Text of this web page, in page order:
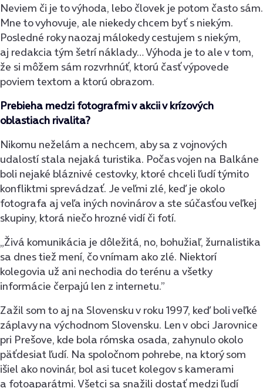
Neviem či je to výhoda, lebo človek je potom často sám.
Mne to vyhovuje, ale niekedy chcem byť s niekým.
Posledné roky naozaj málokedy cestujem s niekým,
aj redakcia tým šetrí náklady… Výhoda je to ale v tom,
že si môžem sám rozvrhnúť, ktorú časť výpovede
poviem textom a ktorú obrazom.
Prebieha medzi fotografmi v akcii v krízových
oblastiach rivalita?
Nikomu neželám a nechcem, aby sa z vojnových
udalostí stala nejaká turistika. Počas vojen na Balkáne
boli nejaké bláznivé cestovky, ktoré chceli ľudí týmito
konfliktmi sprevádzať. Je veľmi zlé, keď je okolo
fotografa aj veľa iných novinárov a ste súčasťou veľkej
skupiny, ktorá niečo hrozné vidí či fotí.
„Živá komunikácia je dôležitá, no, bohužiaľ, žurnalistika
sa dnes tiež mení, čo vnímam ako zlé. Niektorí
kolegovia už ani nechodia do terénu a všetky
informácie čerpajú len z internetu.”
Zažil som to aj na Slovensku v roku 1997, keď boli veľké
záplavy na východnom Slovensku. Len v obci Jarovnice
pri Prešove, kde bola rómska osada, zahynulo okolo
päťdesiat ľudí. Na spoločnom pohrebe, na ktorý som
išiel ako novinár, bol asi tucet kolegov s kamerami
a fotoaparátmi. Všetci sa snažili dostať medzi ľudí